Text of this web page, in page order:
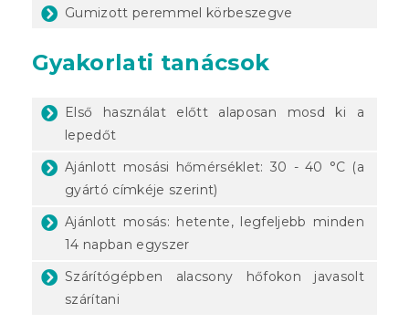
Gumizott peremmel körbeszegve
Gyakorlati tanácsok
Első használat előtt alaposan mosd ki a
lepedőt
Ajánlott mosási hőmérséklet: 30 - 40 °C (a
gyártó címkéje szerint)
Ajánlott mosás: hetente, legfeljebb minden
14 napban egyszer
Szárítógépben alacsony hőfokon javasolt
szárítani